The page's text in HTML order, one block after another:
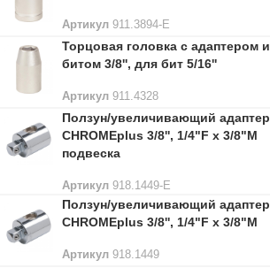
Артикул 911.3894-E
Торцовая головка с адаптером и
битом 3/8'', для бит 5/16''
Артикул 911.4328
Ползун/увеличивающий адаптер
CHROMEplus 3/8'', 1/4"F x 3/8"M
подвеска
Артикул 918.1449-E
Ползун/увеличивающий адаптер
CHROMEplus 3/8'', 1/4"F x 3/8"M
Артикул 918.1449